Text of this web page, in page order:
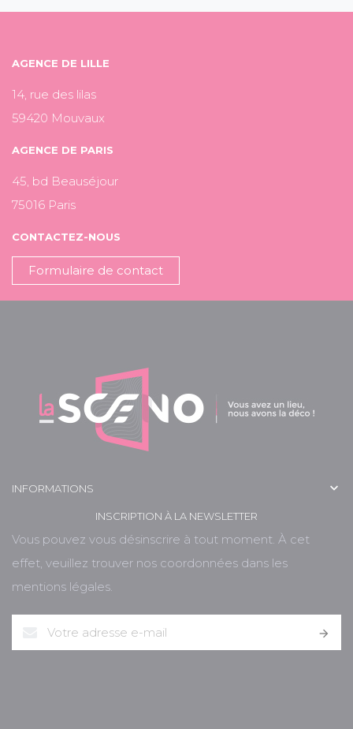
AGENCE DE LILLE
14, rue des lilas
59420 Mouvaux
AGENCE DE PARIS
45, bd Beauséjour
75016 Paris
CONTACTEZ-NOUS
Formulaire de contact
INFORMATIONS 
INSCRIPTION À LA NEWSLETTER
Vous pouvez vous désinscrire à tout moment. À cet
effet, veuillez trouver nos coordonnées dans les
mentions légales.
